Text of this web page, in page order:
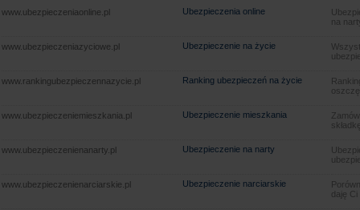
www.ubezpieczeniaonline.pl
Ubezpieczenia online
na
www.ubezpieczeniazyciowe.pl Ubezpieczenie na życie
www.rankingubezpieczennazycie.pl Ranking ubezpieczeń na życie
www.ubezpieczeniemieszkania.pl Ubezpieczenie mieszkania
www.ubezpieczenienanarty.pl Ubezpieczenie na narty
www.ubezpieczenienarciarskie.pl Ubezpieczenie narciarskie
daję